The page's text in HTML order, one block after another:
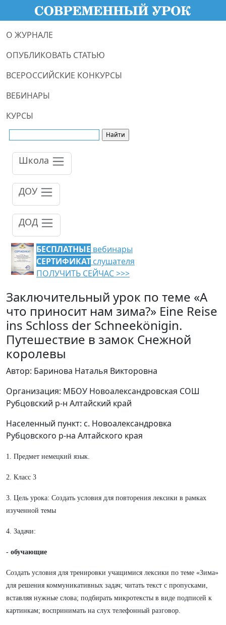
О ЖУРНАЛЕ
ОПУБЛИКОВАТЬ СТАТЬЮ
ВСЕРОССИЙСКИЕ КОНКУРСЫ
ВЕБИНАРЫ
КУРСЫ
Школа
ДОУ
ДОД
БЕСПЛАТНЫЕ вебинары
СЕРТИФИКАТ слушателя
ПОЛУЧИТЬ СЕЙЧАС >>>
Заключительный урок по теме «А
что приносит нам зима?» Eine Reise
ins Schloss der Schneekönigin.
Путешествие в замок Снежной
королевы
Автор: Баринова Наталья Викторовна
Организация: МБОУ Новоалександровская СОШ
Рубцовский р-н Алтайский край
Населенный пункт: с. Новоалександровка
Рубцовского р-на Алтайского края
1. Предмет немецкий язык.
2. Класс 3
3. Цель урока: Создать условия для повторения лексики в рамках
изученной темы
4. Задачи:
- обучающие
Создать условия для тренировки учащимися лексики по теме «Зима»
для решения коммуникативных задач; читать текст с пропусками,
вставляя нужные слова; подбирать микротексты в виде подписей к
картинкам; воспринимать на слух телефонный разговор.